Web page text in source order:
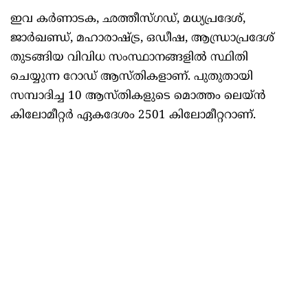
ഇവ കർണാടക, ഛത്തീസ്ഗഡ്, മധ്യപ്രദേശ്,
ജാർഖണ്ഡ്, മഹാരാഷ്ട്ര, ഒഡീഷ, ആന്ധ്രാപ്രദേശ്
തുടങ്ങിയ വിവിധ സംസ്ഥാനങ്ങളിൽ സ്ഥിതി
ചെയ്യുന്ന റോഡ് ആസ്തികളാണ്. പുതുതായി
സമ്പാദിച്ച 10 ആസ്തികളുടെ മൊത്തം ലെയ്ൻ
കിലോമീറ്റർ ഏകദേശം 2501 കിലോമീറ്ററാണ്.